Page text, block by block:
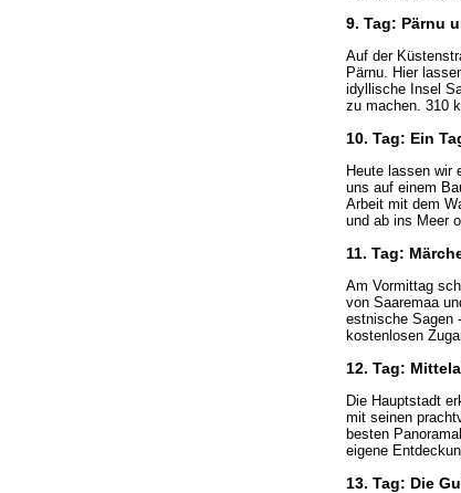
9. Tag: Pärnu
Auf der
Pärnu. Hier
idyllische Insel
zu machen. 310
10. Tag: Ein
Heute lassen wir
uns auf einem
Arbeit mit dem
und ab ins Meer
11. Tag:
Am Vormittag
von Saaremaa
estnische Sagen
kostenlosen
12. Tag:
Die Hauptstadt
mit seinen
besten
eigene
13. Tag: Die